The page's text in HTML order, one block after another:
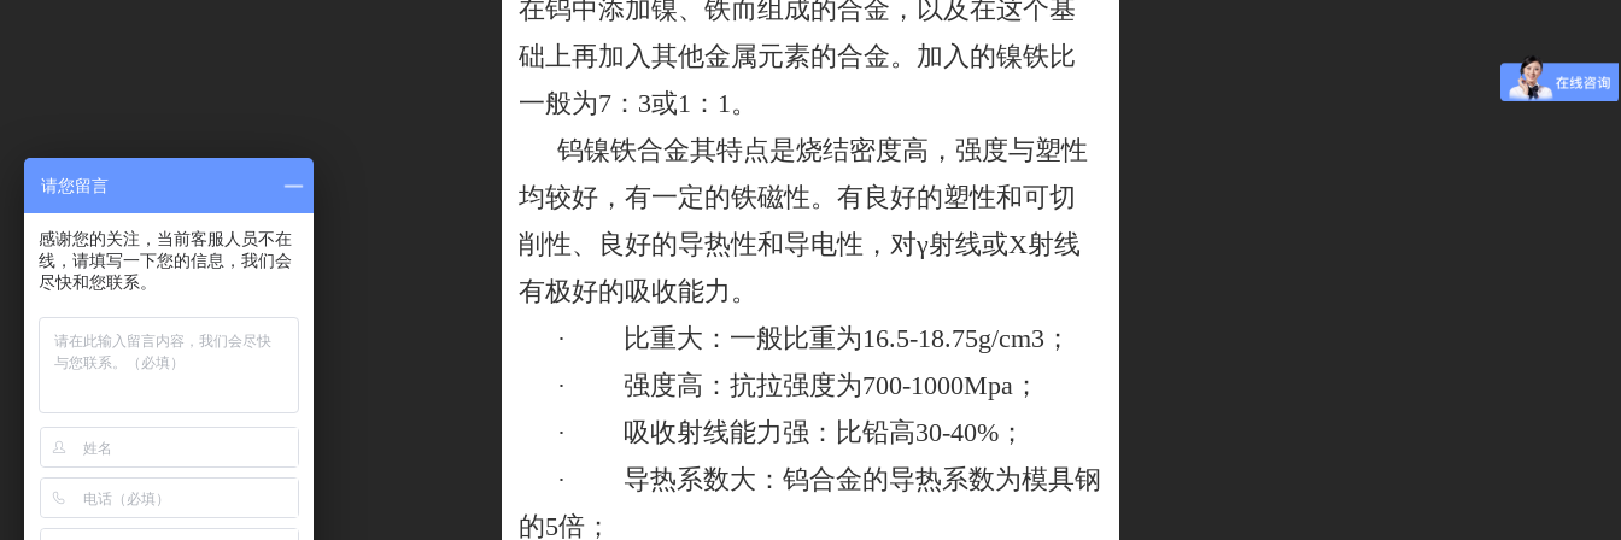
在钨中添加镍、铁而组成的合金 ，以及在这个基
础上再加入其他金属元素的合金。加入的镍铁比
一般为7 ： 3或1 ： 1 。
钨镍铁合金其特点是烧结密度高，强度与塑性
均较好，有一定的铁磁性。有良好的塑性和可切
削性、良好的导热性和导电性，对γ射线或X射线
有极好的吸收能力。
· 比重大：一般比重为16.5-18.75g/cm3 ；
· 强度高：抗拉强度为700-1000Mpa ；
· 吸收射线能力强：比铅高30-40% ；
·
导热系数大：钨合金的导热系数为模具钢
的5倍；
请您留言
感谢您的关注，当前客服人员不在
线，请填写一下您的信息，我们会
尽快和您联系。